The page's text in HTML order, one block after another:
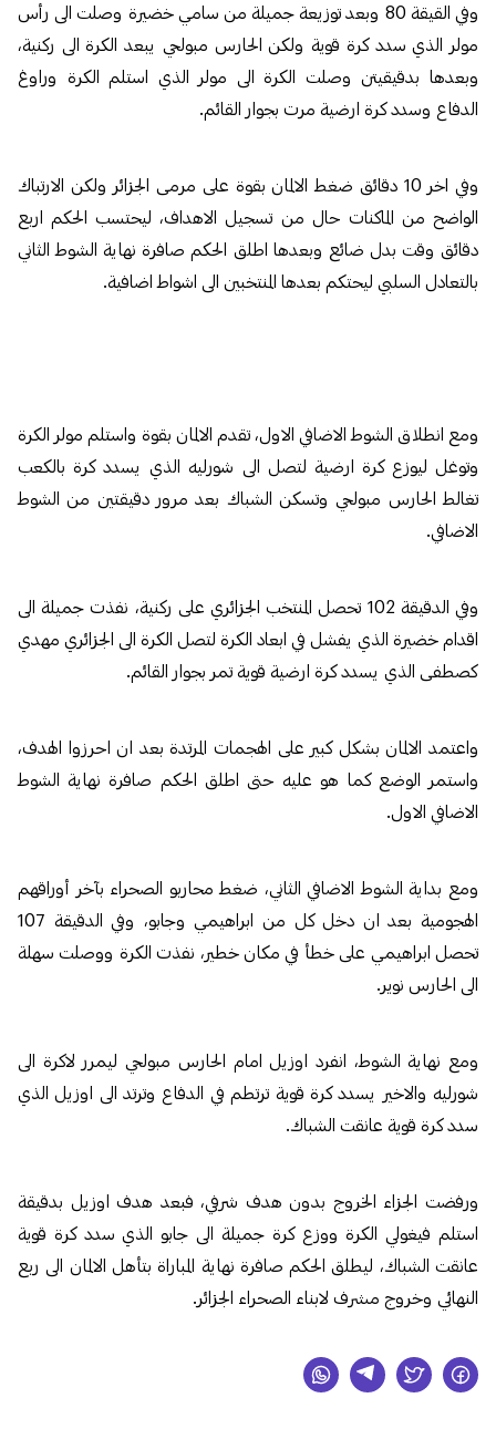
وفي القيقة 80 وبعد توزيعة جميلة من سامي خضيرة وصلت الى رأس
مولر الذي سدد كرة قوية ولكن الحارس مبولحي يبعد الكرة الى ركنية،
وبعدها بدقيقيتن وصلت الكرة الى مولر الذي استلم الكرة وراوغ
الدفاع وسدد كرة ارضية مرت بجوار القائم.
وفي اخر 10 دقائق ضغط الالمان بقوة على مرمى الجزائر ولكن الارتباك
الواضح من الماكنات حال من تسجيل الاهداف، ليحتسب الحكم اربع
دقائق وقت بدل ضائع وبعدها اطلق الحكم صافرة نهاية الشوط الثاني
بالتعادل السلبي ليحتكم بعدها المنتخبين الى اشواط اضافية.
ومع انطلاق الشوط الاضافي الاول، تقدم الالمان بقوة واستلم مولر الكرة
وتوغل ليوزع كرة ارضية لتصل الى شورليه الذي يسدد كرة بالكعب
تغالط الحارس مبولحي وتسكن الشباك بعد مرور دقيقتين من الشوط
الاضافي.
وفي الدقيقة 102 تحصل المنتخب الجزائري على ركنية، نفذت جميلة الى
اقدام خضيرة الذي يفشل في ابعاد الكرة لتصل الكرة الى الجزائري مهدي
كصطفى الذي يسدد كرة ارضية قوية تمر بجوار القائم.
واعتمد الالمان بشكل كبير على الهجمات المرتدة بعد ان احرزوا الهدف،
واستمر الوضع كما هو عليه حتى اطلق الحكم صافرة نهاية الشوط
الاضافي الاول.
ومع بداية الشوط الاضافي الثاني، ضغط محاربو الصحراء بآخر أوراقهم
الهجومية بعد ان دخل كل من ابراهيمي وجابو، وفي الدقيقة 107
تحصل ابراهيمي على خطأ في مكان خطير، نفذت الكرة ووصلت سهلة
الى الحارس نوير.
ومع نهاية الشوط، انفرد اوزيل امام الحارس مبولحي ليمرر لاكرة الى
شورليه والاخير يسدد كرة قوية ترتطم في الدفاع وترتد الى اوزيل الذي
سدد كرة قوية عانقت الشباك.
ورفضت الجزاء الخروج بدون هدف شرفي، فبعد هدف اوزيل بدقيقة
استلم فيغولي الكرة ووزع كرة جميلة الى جابو الذي سدد كرة قوية
عانقت الشباك، ليطلق الحكم صافرة نهاية المباراة بتأهل الالمان الى ربع
النهائي وخروج مشرف لابناء الصحراء الجزائر.